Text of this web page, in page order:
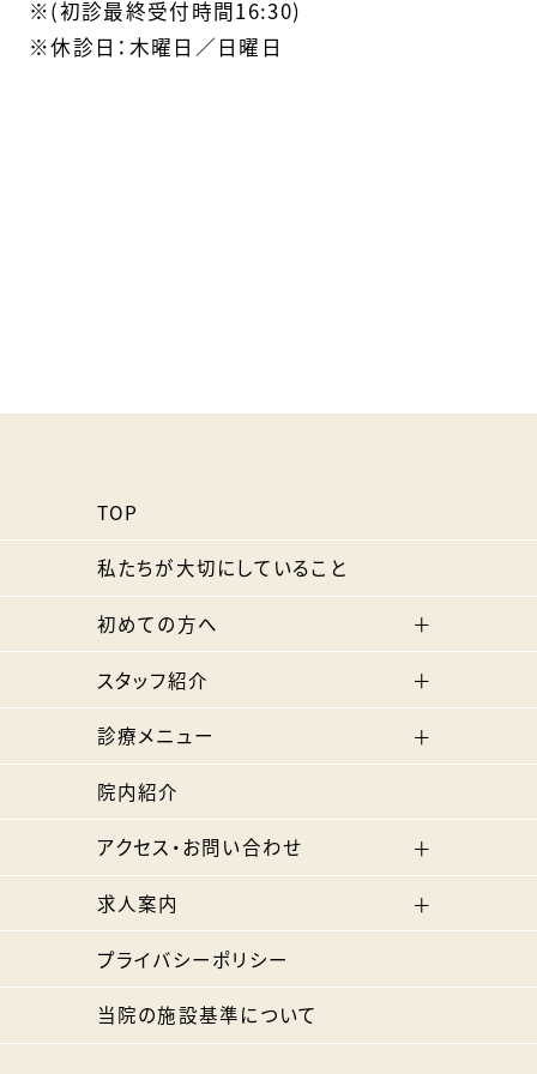
※(初診最終受付時間16:30)
※休診日：木曜日／日曜日
TOP
私たちが大切にしていること
初めての方へ
スタッフ紹介
診療メニュー
院内紹介
アクセス・お問い合わせ
求人案内
プライバシーポリシー
当院の施設基準について